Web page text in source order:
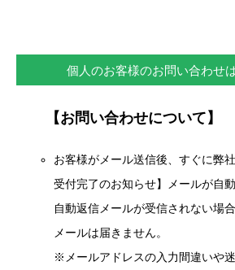
個人のお客様のお問い合わせ
【お問い合わせについて】
お客様がメール送信後、すぐに弊
受付完了のお知らせ】メールが自
自動返信メールが受信されない場
メールは届きません。
※メールアドレスの入力間違いや